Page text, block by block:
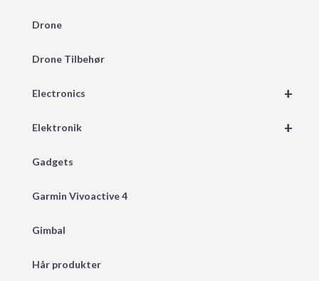
Drone
Drone Tilbehør
+
Electronics
+
Elektronik
Gadgets
Garmin Vivoactive 4
Gimbal
Hår produkter